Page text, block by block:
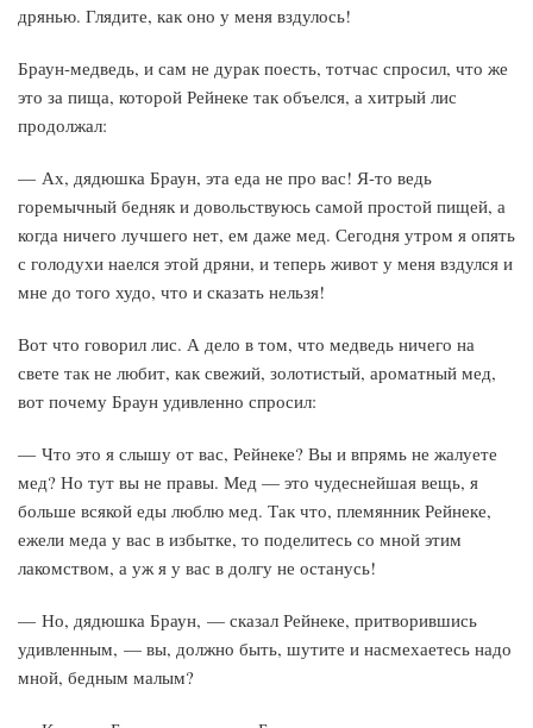
дрянью. Глядите, как оно у меня вздулось!
Браун-медведь, и сам не дурак поесть, тотчас спросил, что же
это за пища, которой Рейнеке так объелся, а хитрый лис
продолжал:
— Ах, дядюшка Браун, эта еда не про вас! Я-то ведь
горемычный бедняк и довольствуюсь самой простой пищей, а
когда ничего лучшего нет, ем даже мед. Сегодня утром я опять
с голодухи наелся этой дряни, и теперь живот у меня вздулся и
мне до того худо, что и сказать нельзя!
Вот что говорил лис. А дело в том, что медведь ничего на
свете так не любит, как свежий, золотистый, ароматный мед,
вот почему Браун удивленно спросил:
— Что это я слышу от вас, Рейнеке? Вы и впрямь не жалуете
мед? Но тут вы не правы. Мед — это чудеснейшая вещь, я
больше всякой еды люблю мед. Так что, племянник Рейнеке,
ежели меда у вас в избытке, то поделитесь со мной этим
лакомством, а уж я у вас в долгу не останусь!
— Но, дядюшка Браун, — сказал Рейнеке, притворившись
удивленным, — вы, должно быть, шутите и насмехаетесь надо
мной, бедным малым?